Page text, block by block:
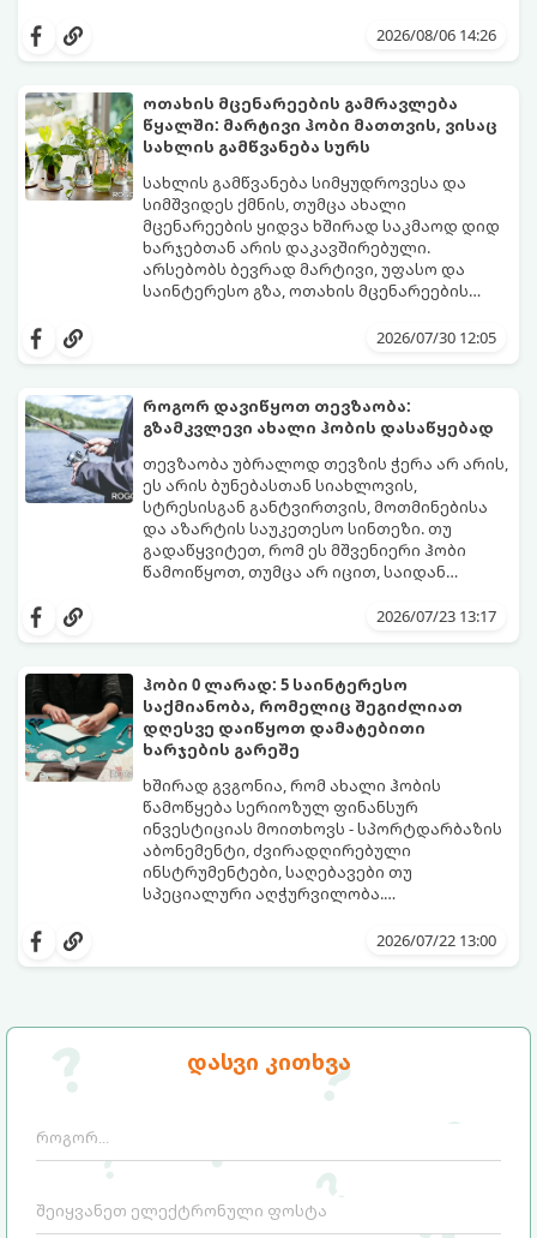
დასვი კითხვა
გაჭიმულ და ნერვებისმომშლელ პროცესად
სიამოვნება მოგიტანოთ, გთავაზობთ
2026/08/06 14:26
ოთახის მცენარეების გამრავლება
წყალში: მარტივი ჰობი მათთვის, ვისაც
სახლის გამწვანება სურს
სახლის გამწვანება სიმყუდროვესა და
სიმშვიდეს ქმნის, თუმცა ახალი
მცენარეების ყიდვა ხშირად საკმაოდ დიდ
ხარჯებთან არის დაკავშირებული.
არსებობს ბევრად მარტივი, უფასო და
საინტერესო გზა, ოთახის მცენარეების
მებაღეებისთვისაც კი, რადგან პროცესი
როგორ იზრდება ახალი ფესვები
ყოველდღიურად.
2026/07/30 12:05
როგორ დავიწყოთ თევზაობა:
გზამკვლევი ახალი ჰობის დასაწყებად
თევზაობა უბრალოდ თევზის ჭერა არ არის,
ეს არის ბუნებასთან სიახლოვის,
სტრესისგან განტვირთვის, მოთმინებისა
და აზარტის საუკეთესო სინთეზი. თუ
გადაწყვიტეთ, რომ ეს მშვენიერი ჰობი
წამოიწყოთ, თუმცა არ იცით, საიდან
ეს ამომწურავი გზამკვლევი სწორედ
2026/07/23 13:17
ჰობი 0 ლარად: 5 საინტერესო
საქმიანობა, რომელიც შეგიძლიათ
დღესვე დაიწყოთ დამატებითი
ხარჯების გარეშე
ხშირად გვგონია, რომ ახალი ჰობის
წამოწყება სერიოზულ ფინანსურ
ინვესტიციას მოითხოვს - სპორტდარბაზის
აბონემენტი, ძვირადღირებული
ინსტრუმენტები, საღებავები თუ
სპეციალური აღჭურვილობა.
შემოქმედებითი და სასარგებლო
ხელთ: ინტერნეტი, სმარტფონი, ფურცელი
თანაბრად ავითარებს გონებასა და
2026/07/22 13:00